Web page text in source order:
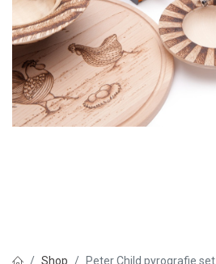
Shop Peter Child pyrografie set